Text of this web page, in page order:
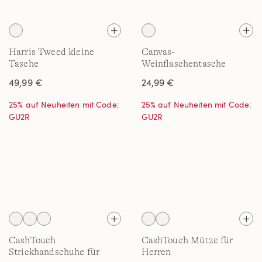
Harris Tweed kleine
Tasche
49,99 €
25% auf Neuheiten mit Code:
GU2R
Canvas-
Weinflaschentasche
24,99 €
25% auf Neuheiten mit Code:
GU2R
CashTouch
Strickhandschuhe für
CashTouch Mütze für
Herren